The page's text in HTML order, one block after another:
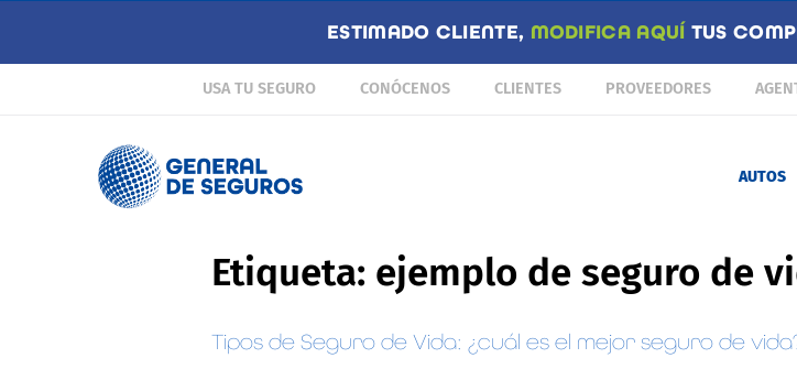
ESTIMADO CLIENTE, MODIFICA AQUÍ TUS
USA TU SEGURO CONÓCENOS CLIENTES PROVEEDORES
AUTOS
Etiqueta: ejemplo de seguro de
Tipos de Seguro de Vida: ¿cuál es el mejor seguro de